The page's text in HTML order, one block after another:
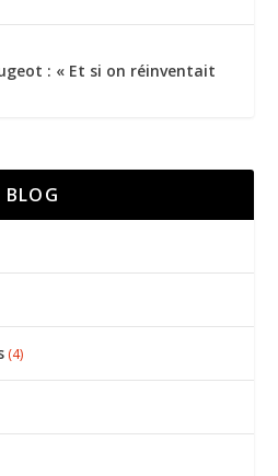
: « Et si on réinventait
BLOG
(4)